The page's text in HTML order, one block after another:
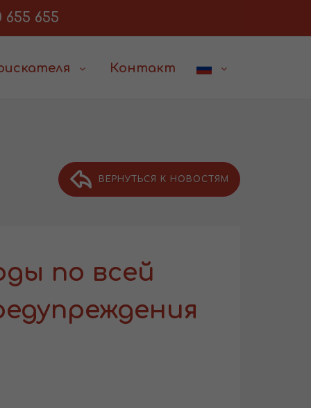
655 655
Контакт
ВЕРНУТЬСЯ К НОВОСТЯМ
по всей